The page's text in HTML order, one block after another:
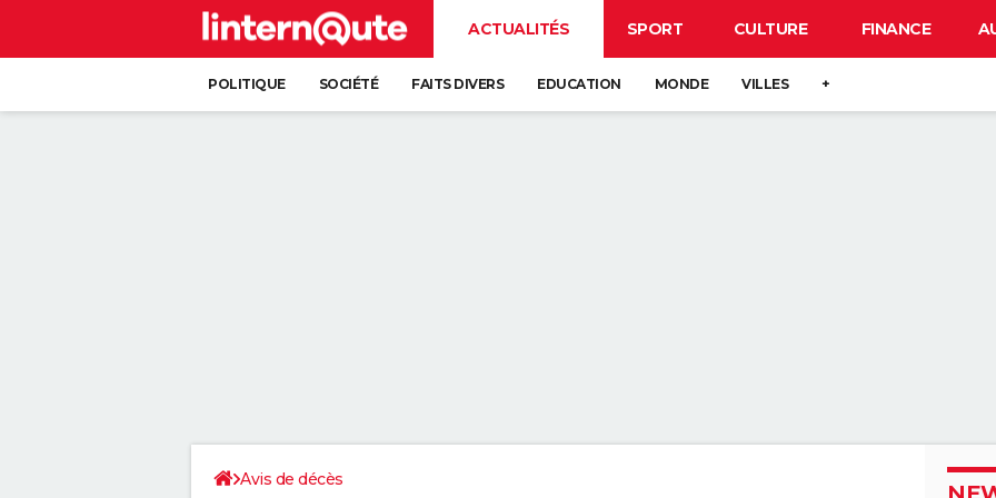
ACTUALITÉS SPORT CULTURE FINANCE
POLITIQUE SOCIÉTÉ FAITS DIVERS EDUCATION MONDE VILLES +
Avis de décès